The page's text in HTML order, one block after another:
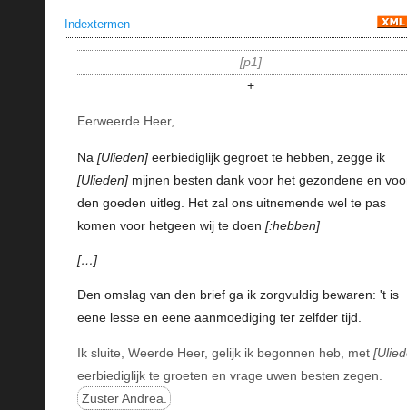
Indextermen
p1
+
Eerweerde Heer,
Na Ulieden eerbiediglijk gegroet te hebben, zegge ik
Ulieden mijnen besten dank voor het gezondene en
den goeden uitleg. Het zal ons uitnemende wel te pas
komen voor hetgeen wij te doen :hebben
…
Den omslag van den brief ga ik zorgvuldig bewaren: 't is
eene lesse en eene aanmoediging ter zelfder tijd.
Ik sluite, Weerde Heer, gelijk ik begonnen heb, met
eerbiediglijk te groeten en vrage uwen besten zegen.
Zuster Andrea.